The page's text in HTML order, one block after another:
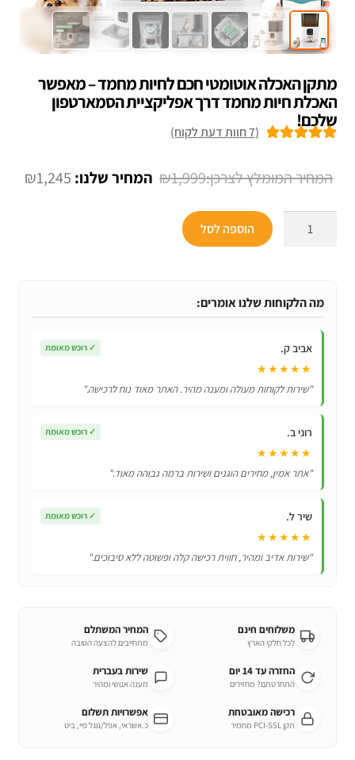
מתקן האכלה אוטומטי חכם לחיות מחמד – מאפשר
האכלת חיות מחמד דרך אפליקציית הסמארטפון
שלכם!
לקוחות
(
7חוות דעת לקוח)
₪1,999
המחיר
₪1,245
אוטומטי
לחיות
מאפשר
האכלת
מחמד
אפליקציית
הסמארטפון
שלכם!
הוספה לסל
מה הלקוחות שלנו אומרים:
אביב ק. ✓ רוכש מאומת
★★★★★
"שירות לקוחות מעולה ומענה מהיר. האתר מאוד נוח לרכישה."
רוני ב. ✓ רוכש מאומת
★★★★★
"אתר אמין, מחירים הוגנים ושירות ברמה גבוהה מאוד."
שיר ל. ✓ רוכש מאומת
★★★★★
"שירות אדיב ומהיר, חווית רכישה קלה ופשוטה ללא סיבוכים."
משלוחים חינם
לכל חלקי הארץ
המחיר המשתלם
מתחייבים להצעה הטובה
החזרה עד 14 יום
התחרטתם? מחזירים
שירות בעברית
מענה אנושי ומהיר
רכישה מאובטחת
תקן PCI-SSL מחמיר
אפשרויות תשלום
כ.אשראי, אפל/גוגל פיי, ביט